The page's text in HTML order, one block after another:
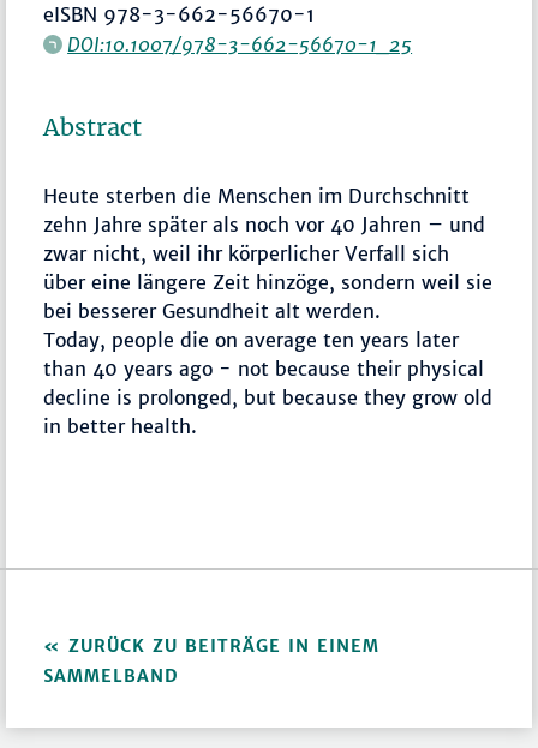
eISBN 978-3-662-56670-1
DOI:10.1007/978-3-662-56670-1_25
Abstract
Heute sterben die Menschen im Durchschnitt
zehn Jahre später als noch vor 40 Jahren – und
zwar nicht, weil ihr körperlicher Verfall sich
über eine längere Zeit hinzöge, sondern weil sie
bei besserer Gesundheit alt werden.
Today, people die on average ten years later
than 40 years ago - not because their physical
decline is prolonged, but because they grow old
in better health.
ZURÜCK ZU BEITRÄGE IN EINEM
SAMMELBAND